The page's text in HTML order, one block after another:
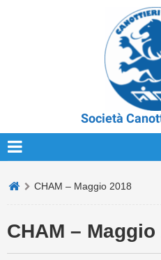
Società
CHAM – Maggio 2018
CHAM – Maggio